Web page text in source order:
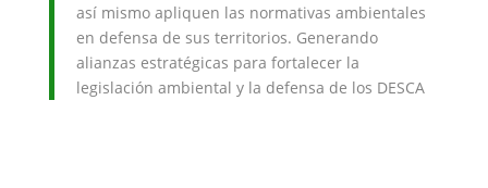
así mismo apliquen las normativas ambientales
en defensa de sus territorios. Generando
alianzas estratégicas para fortalecer la
legislación ambiental y la defensa de los DESCA